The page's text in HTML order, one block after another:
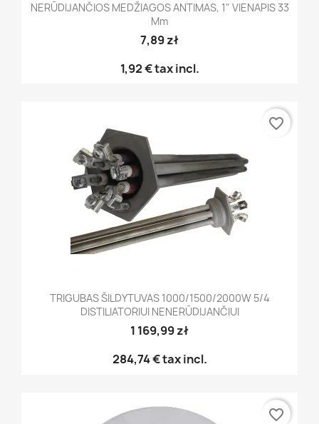
NERŪDIJANČIOS MEDŽIAGOS ANTIMAS, 1" VIENAPIS 33
Mm
7,89 zł
1,92 €tax incl.
TRIGUBAS ŠILDYTUVAS 1000/1500/2000W 5/4
DISTILIATORIUI NENERŪDIJANČIUI
1 169,99 zł
284,74 €tax incl.
favorite_border
favorite_border